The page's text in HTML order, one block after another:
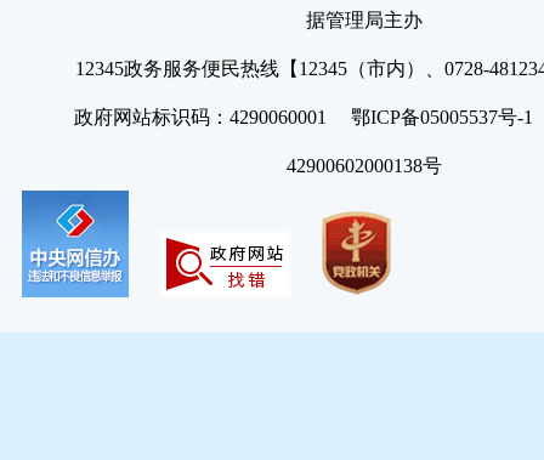
据管理局主办
12345政务服务便民热线【12345（市内）、0728-
政府网站标识码：4290060001 鄂ICP备05005537号
42900602000138号